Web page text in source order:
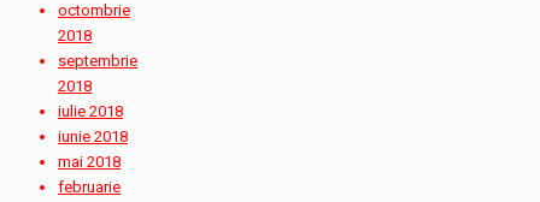
octombrie
2018
septembrie
2018
iulie 2018
iunie 2018
mai 2018
februarie